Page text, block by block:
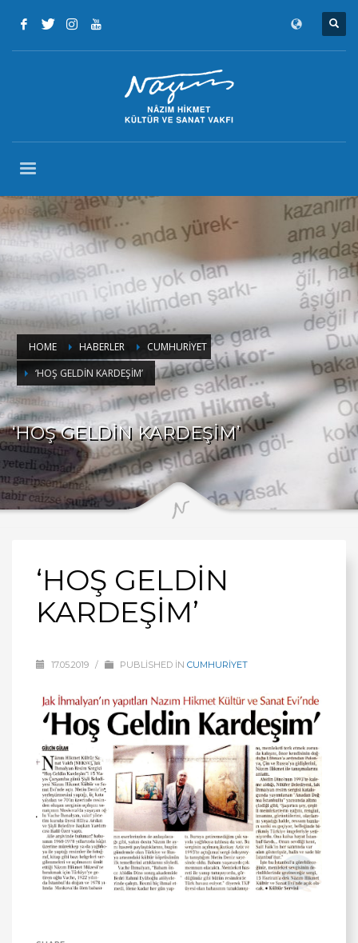
HOME HABERLER
CUMHURİYET
‘HOŞ GELDİN KARDEŞİM’
‘HOŞ GELDİN KARDEŞİM’
‘HOŞ GELDİN
KARDEŞİM’
17.05.2019 / PUBLISHED IN CUMHURİYET